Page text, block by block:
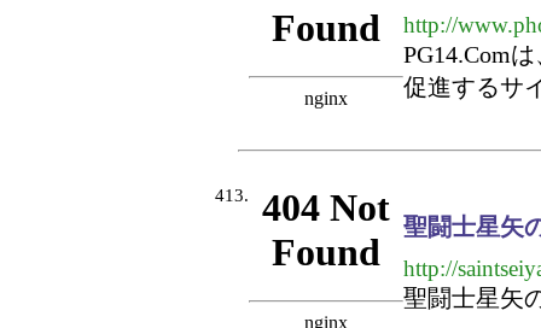
http://
PG14.Com
促進するサ
413.
聖闘士星矢
http://
聖闘士星矢